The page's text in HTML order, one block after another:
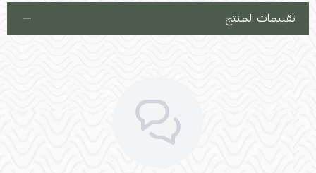
تقييمات المنتج